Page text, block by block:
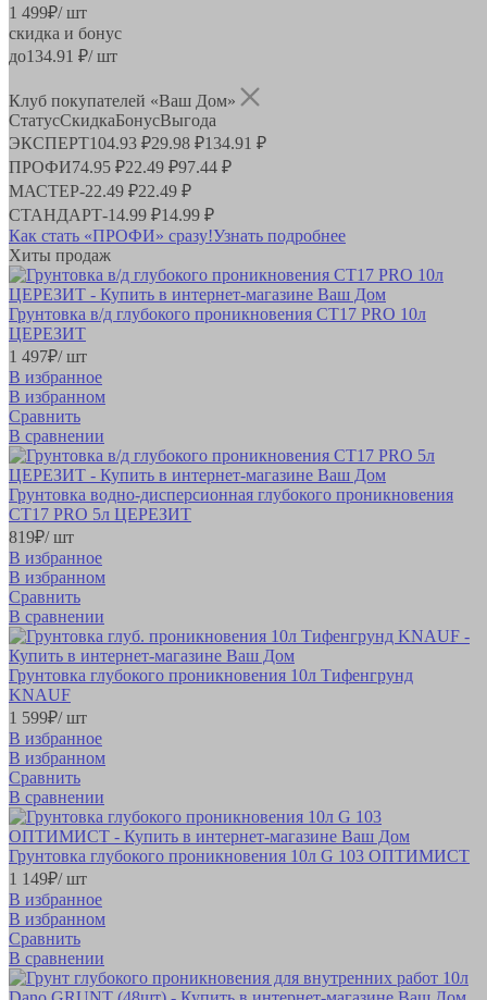
1 499₽/ шт
скидка и бонус
до134.91 ₽/ шт
Клуб покупателей «Ваш Дом»
СтатусСкидкаБонусВыгода
ЭКСПЕРТ104.93 ₽29.98 ₽134.91 ₽
ПРОФИ74.95 ₽22.49 ₽97.44 ₽
МАСТЕР-22.49 ₽22.49 ₽
СТАНДАРТ-14.99 ₽14.99 ₽
Как стать «ПРОФИ» сразу!Узнать подробнее
Хиты продаж
Грунтовка в/д глубокого проникновения СТ17 PRO 10л
ЦЕРЕЗИТ
1 497₽/ шт
В избранное
В избранном
Сравнить
В сравнении
Грунтовка водно-дисперсионная глубокого проникновения
СТ17 PRO 5л ЦЕРЕЗИТ
819₽/ шт
В избранное
В избранном
Сравнить
В сравнении
Грунтовка глубокого проникновения 10л Тифенгрунд
KNAUF
1 599₽/ шт
В избранное
В избранном
Сравнить
В сравнении
Грунтовка глубокого проникновения 10л G 103 ОПТИМИСТ
1 149₽/ шт
В избранное
В избранном
Сравнить
В сравнении